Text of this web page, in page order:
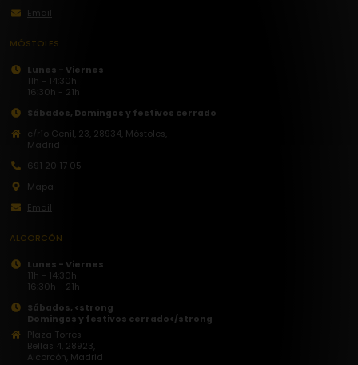
Email
MÓSTOLES
Lunes - Viernes
11h - 14:30h
16:30h - 21h
Sábados, Domingos y festivos cerrado
c/río Genil, 23, 28934, Móstoles,
Madrid
691 20 17 05
Mapa
Email
ALCORCÓN
Lunes - Viernes
11h - 14:30h
16:30h - 21h
Sábados, <strong
Domingos y festivos cerrado</strong
Plaza Torres
Bellas 4, 28923,
Alcorcón, Madrid